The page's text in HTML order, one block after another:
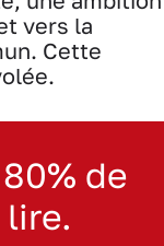
vers la
Cette
de